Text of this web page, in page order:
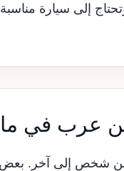
إلى سيارة
عرب في
شخص إلى آخر. بعض